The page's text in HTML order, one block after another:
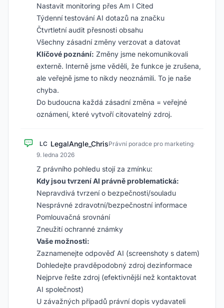
Nastavit monitoring přes Am I Cited
Týdenní testování AI dotazů na značku
Čtvrtletní audit přesnosti obsahu
Všechny zásadní změny verzovat a datovat
Klíčové poznání: Změny jsme nekomunikovali
externě. Interně jsme věděli, že funkce je zrušena,
ale veřejně jsme to nikdy neoznámili. To je naše
chyba.
Do budoucna každá zásadní změna = veřejné
oznámení, které vytvoří citovatelný zdroj.
LC LegalAngle_ChrisPrávní poradce pro marketing·
9. ledna 2026
Z právního pohledu stojí za zmínku:
Kdy jsou tvrzení AI právně problematická:
Nepravdivá tvrzení o bezpečnosti/souladu
Nesprávné zdravotní/bezpečnostní informace
Pomlouvačná srovnání
Zneužití ochranné známky
Vaše možnosti:
Zaznamenejte odpověď AI (screenshoty s datem)
Dohledejte pravděpodobný zdroj dezinformace
Nejprve řešte zdroj (efektivnější než kontaktovat
AI společnost)
U závažných případů právní dopis vydavateli